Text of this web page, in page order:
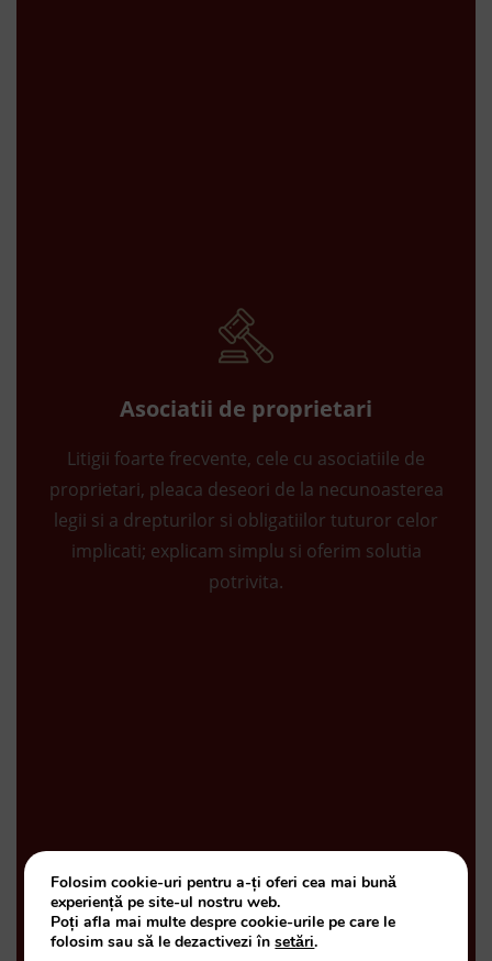
Asociatii de proprietari
Litigii foarte frecvente, cele cu asociatiile de
proprietari, pleaca deseori de la necunoasterea
legii si a drepturilor si obligatiilor tuturor celor
implicati; explicam simplu si oferim solutia
potrivita.
Folosim cookie-uri pentru a-ți oferi cea mai bună
experiență pe site-ul nostru web.
Poți afla mai multe despre cookie-urile pe care le
folosim sau să le dezactivezi însetări.